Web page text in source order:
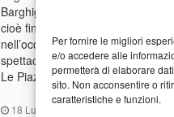
Per fornire le migliori
e/o accedere alle
permetterà di elaborare
sito. Non acconsentire o
caratteristiche e funzioni.
18 Luglio 2008
Barghigiani. La festa durerà per
cioè fino al 27 luglio. Barga
nell’occasione un mix di
spettacoli, concerti, mostre e
Le Piazzette sono tre: In Piazza